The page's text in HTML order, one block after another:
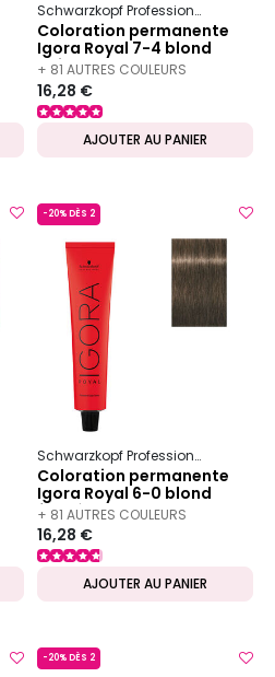
Royal Schwarzkopf Professional
Coloration permanente
Igora Royal 7-4 blond
beige
+ 81 AUTRES COULEURS
DISPONIBLES
16,28 €
AJOUTER AU PANIER
Royal
-20% DÈS 2
Schwarzkopf Professional
Coloration permanente
Igora Royal 6-0 blond
foncé naturel
+ 81 AUTRES COULEURS
DISPONIBLES
16,28 €
AJOUTER AU PANIER
-20% DÈS 2